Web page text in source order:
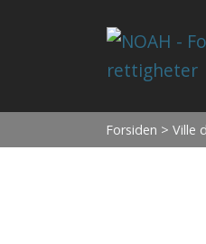
Forsiden > Ville